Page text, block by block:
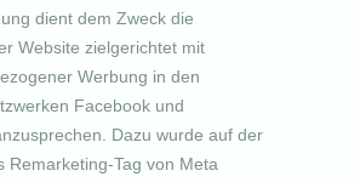
dient dem Zweck die
Website zielgerichtet mit
Werbung in den
Facebook und
Dazu wurde auf der
Remarketing-Tag von Meta